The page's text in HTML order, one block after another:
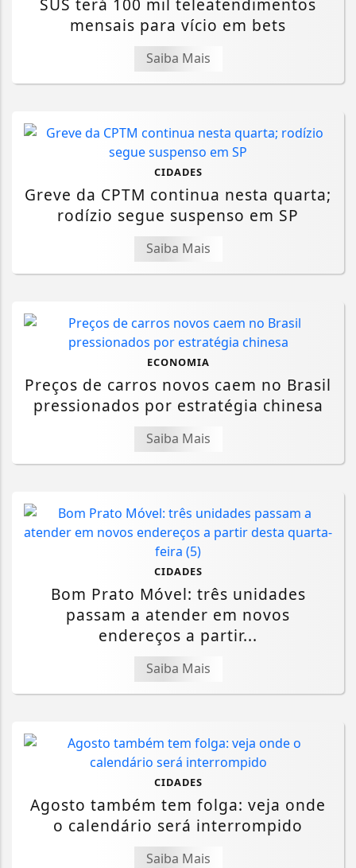
mensais para vício em bets
Saiba Mais
CIDADES
Greve da CPTM continua nesta quarta;
rodízio segue suspenso em SP
Saiba Mais
ECONOMIA
Preços de carros novos caem no Brasil
pressionados por estratégia chinesa
Saiba Mais
CIDADES
Bom Prato Móvel: três unidades
passam a atender em novos
endereços a partir...
Saiba Mais
CIDADES
Agosto também tem folga: veja onde
o calendário será interrompido
Saiba Mais